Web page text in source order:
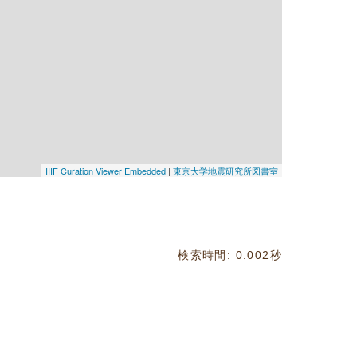
IIIF Curation Viewer Embedded| 東京大学地震研究所図書室
検索時間: 0.002秒